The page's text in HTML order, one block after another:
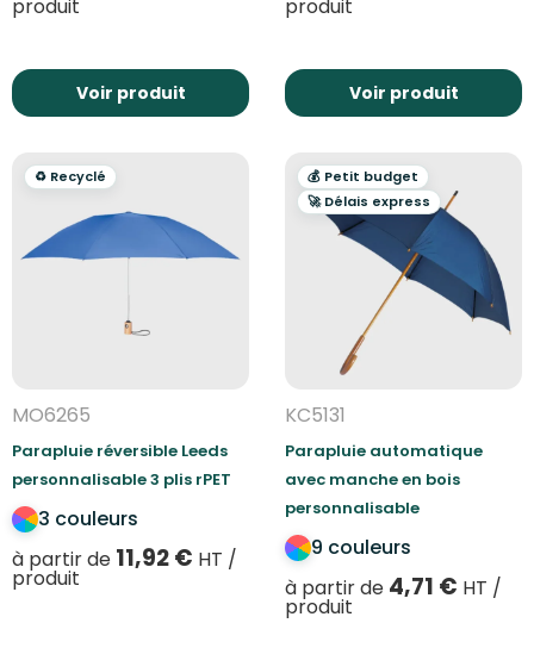
produit
Voir produit
produit
Voir produit
♻️ Recyclé
MO6265
Parapluie réversible Leeds
personnalisable 3 plis rPET
3 couleurs
à partir de 11,92€ HT /
produit
💰 Petit budget
🚀 Délais express
KC5131
Parapluie automatique
avec manche en bois
personnalisable
9 couleurs
à partir de 4,71 € HT /
produit